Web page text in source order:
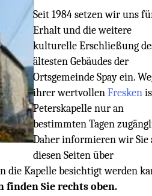
Seit 1984 setzen wir uns
Erhalt und die weitere
kulturelle Erschließung
ältesten Gebäudes der
Ortsgemeinde Spay ein.
ihrer wertvollen Fresken
Peterskapelle nur an
bestimmten Tagen
Daher informieren wir Sie
diesen Seiten über
die Kapelle besichtigt werden
finden Sie rechts oben.